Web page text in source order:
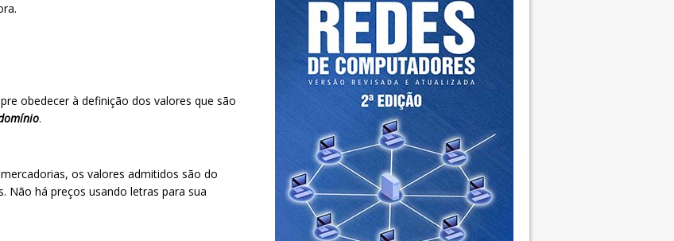
obedecer à definição dos valores que são
.
os valores admitidos são do
Não há preços usando letras para sua